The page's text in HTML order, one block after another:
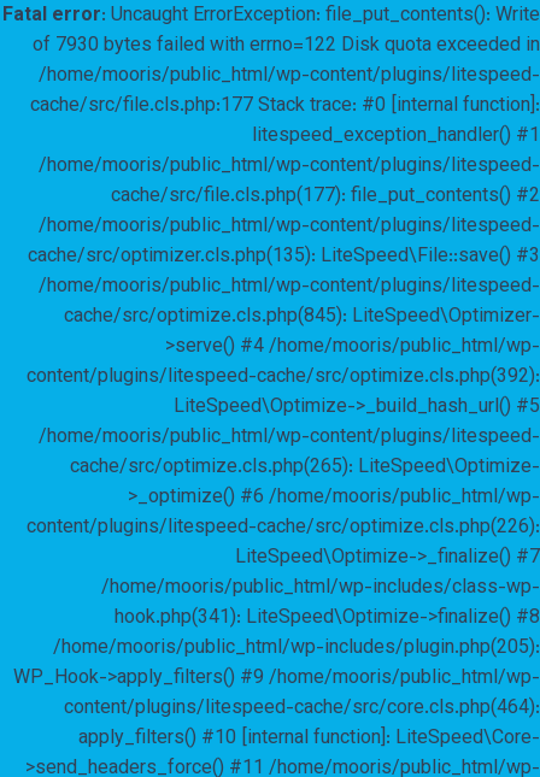
Fatal error: Uncaught ErrorException: file_put_contents(): Write
of 7930 bytes failed with errno=122 Disk quota exceeded in
/home/mooris/public_html/wp-content/plugins/litespeed-
cache/src/file.cls.php:177 Stack trace: #0 [internal function]:
litespeed_exception_handler() #1
/home/mooris/public_html/wp-content/plugins/litespeed-
cache/src/file.cls.php(177): file_put_contents() #2
/home/mooris/public_html/wp-content/plugins/litespeed-
cache/src/optimizer.cls.php(135): LiteSpeed\File::save() #3
/home/mooris/public_html/wp-content/plugins/litespeed-
cache/src/optimize.cls.php(845): LiteSpeed\Optimizer-
>serve() #4 /home/mooris/public_html/wp-
content/plugins/litespeed-cache/src/optimize.cls.php(392):
LiteSpeed\Optimize->_build_hash_url() #5
/home/mooris/public_html/wp-content/plugins/litespeed-
cache/src/optimize.cls.php(265): LiteSpeed\Optimize-
>_optimize() #6 /home/mooris/public_html/wp-
content/plugins/litespeed-cache/src/optimize.cls.php(226):
LiteSpeed\Optimize->_finalize() #7
/home/mooris/public_html/wp-includes/class-wp-
hook.php(341): LiteSpeed\Optimize->finalize() #8
/home/mooris/public_html/wp-includes/plugin.php(205):
WP_Hook->apply_filters() #9 /home/mooris/public_html/wp-
content/plugins/litespeed-cache/src/core.cls.php(464):
apply_filters() #10 [internal function]: LiteSpeed\Core-
>send_headers_force() #11 /home/mooris/public_html/wp-